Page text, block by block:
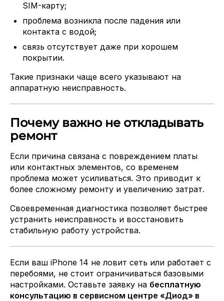
SIM-карту;
проблема возникла после падения или
контакта с водой;
связь отсутствует даже при хорошем
покрытии.
Такие признаки чаще всего указывают на
аппаратную неисправность.
Почему важно не откладывать
ремонт
Если причина связана с повреждением платы
или контактных элементов, со временем
проблема может усиливаться. Это приводит к
более сложному ремонту и увеличению затрат.
Своевременная диагностика позволяет быстрее
устранить неисправность и восстановить
стабильную работу устройства.
Если ваш iPhone 14 не ловит сеть или работает с
перебоями, не стоит ограничиваться базовыми
настройками. Оставьте заявку на бесплатную
консультацию в сервисном центре «Диод» в